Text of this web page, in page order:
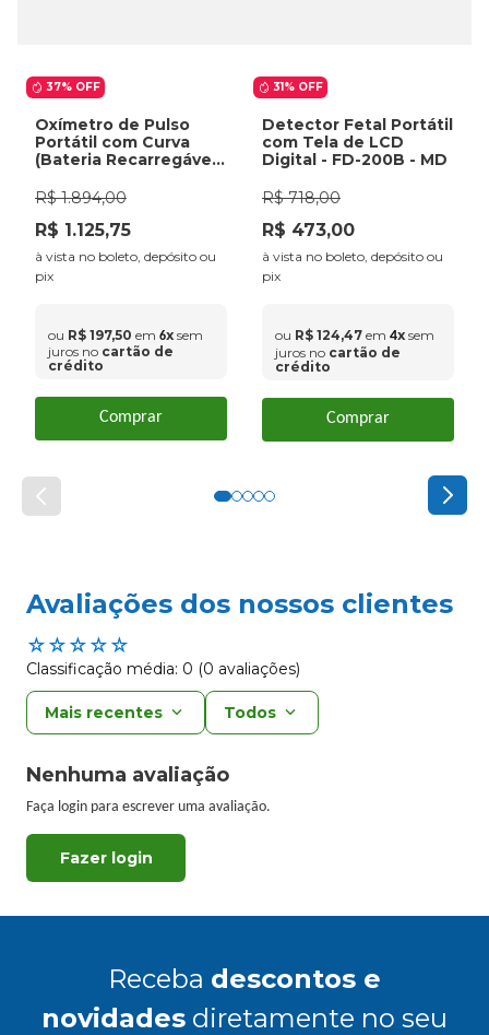
37% OFF
Oxímetro de Pulso
Portátil com Curva
(Bateria Recarregável
Medtech
R$ 1.894,00
R$ 1.125,75
à vista no boleto, depósito ou
pix
ou R$ 197,50 em 6x sem
juros no cartão de
crédito
Comprar
31% OFF
Detector Fetal Portátil
com Tela de LCD
Digital - FD-200B - MD
R$ 718,00
R$ 473,00
à vista no boleto, depósito ou
pix
ou R$ 124,47 em 4x sem
juros no cartão de
crédito
Comprar
Avaliações dos nossos clientes
☆ ☆ ☆ ☆ ☆
Classificação média: 0 (0 avaliações)
Faça login para escrever uma avaliação.
Mais recentes Todos
Nenhuma avaliação
Receba descontos e
novidades diretamente no seu